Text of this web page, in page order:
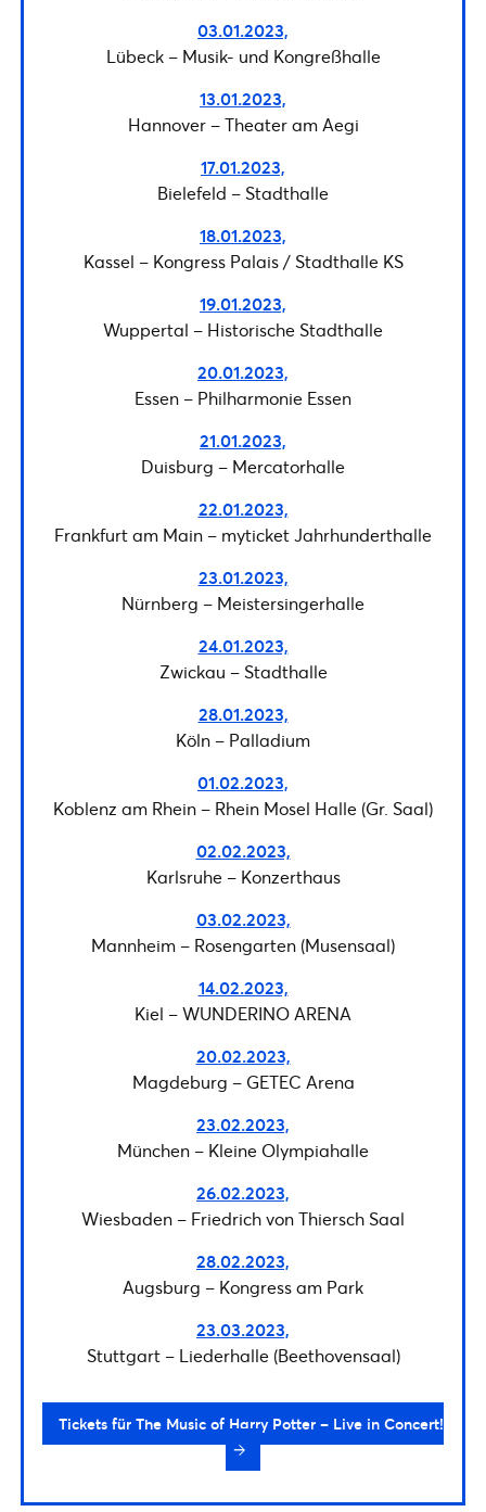
03.01.2023,
Lübeck – Musik- und Kongreßhalle
13.01.2023,
Hannover – Theater am Aegi
17.01.2023,
Bielefeld – Stadthalle
18.01.2023,
Kassel – Kongress Palais / Stadthalle KS
19.01.2023,
Wuppertal – Historische Stadthalle
20.01.2023,
Essen – Philharmonie Essen
21.01.2023,
Duisburg – Mercatorhalle
22.01.2023,
Frankfurt am Main – myticket Jahrhunderthalle
23.01.2023,
Nürnberg – Meistersingerhalle
24.01.2023,
Zwickau – Stadthalle
28.01.2023,
Köln – Palladium
01.02.2023,
Koblenz am Rhein – Rhein Mosel Halle (Gr. Saal)
02.02.2023,
Karlsruhe – Konzerthaus
03.02.2023,
Mannheim – Rosengarten (Musensaal)
14.02.2023,
Kiel – WUNDERINO ARENA
20.02.2023,
Magdeburg – GETEC Arena
23.02.2023,
München – Kleine Olympiahalle
26.02.2023,
Wiesbaden – Friedrich von Thiersch Saal
28.02.2023,
Augsburg – Kongress am Park
23.03.2023,
Stuttgart – Liederhalle (Beethovensaal)
Tickets für The Music of Harry Potter – Live in Concert!